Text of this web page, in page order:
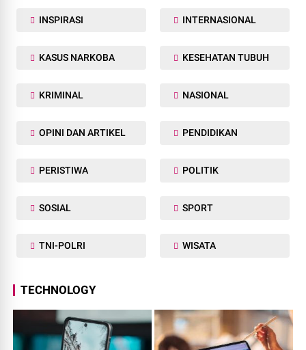
INSPIRASI INTERNASIONAL
KASUS NARKOBA KESEHATAN TUBUH
KRIMINAL NASIONAL
OPINI DAN ARTIKEL PENDIDIKAN
PERISTIWA POLITIK
SOSIAL SPORT
TNI-POLRI WISATA
TECHNOLOGY